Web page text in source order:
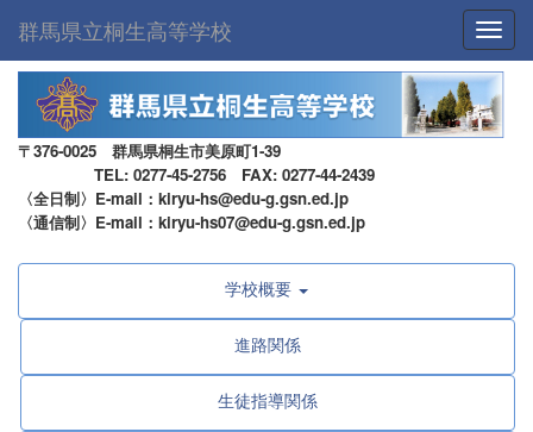
群馬県立桐生高等学校
〒376-0025 群馬県桐生市美原町1-39
TEL: 0277-45-2756 FAX: 0277-44-2439
〈全日制〉E-mail：kiryu-hs@edu-g.gsn.ed.jp
〈通信制〉E-mail：kiryu-hs07@edu-g.gsn.ed.jp
学校概要
進路関係
生徒指導関係